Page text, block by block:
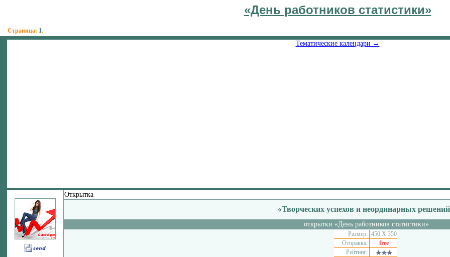
«День работников статистики»
Страница: 1.
Тематические календари →
Открытка
«Творческих успехов и неординарных
открытки «День работников статистики»
Размер: 450 Х 350
Отправка:
free
Рейтинг: